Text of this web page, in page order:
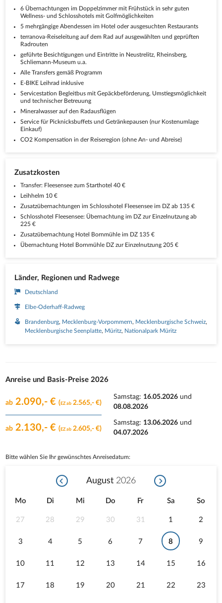
6 Übernachtungen im Doppelzimmer mit Frühstück in sehr guten
Wellness- und Schlosshotels mit Golfmöglichkeiten
5 mehrgängige Abendessen im Hotel oder ausgesuchten Restaurants
terranova-Reiseleitung auf dem Rad auf ausgewählten und geprüften
Radrouten
geführte Besichtigungen und Eintritte in Neustrelitz, Rheinsberg,
Schliemann-Museum u.a.
Alle Transfers gemäß Programm
E-BIKE Leihrad inklusive
Servicestation Begleitbus mit Gepäckbeförderung, Umstiegsmöglichkeit
und technischer Betreuung
Mineralwasser auf den Radausflügen
Service für Picknicksbuffets und Getränkepausen (nur Kostenumlage
Einkauf)
CO2 Kompensation in der Reiseregion (ohne An- und Abreise)
Zusatzkosten
Transfer: Fleesensee zum Starthotel 40 €
Leihhelm 10 €
Zusatzübernachtungen im Schlosshotel Fleesensee im DZ ab 135 €
Schlosshotel Fleesensee: Übernachtung im DZ zur Einzelnutzung ab
225 €
Zusatzübernachtung Hotel Bornmühle im DZ 135 €
Übernachtung Hotel Bornmühle DZ zur Einzelnutzung 205 €
Länder, Regionen und Radwege
Deutschland
Elbe-Oderhaff-Radweg
Brandenburg Mecklenburg-Vorpommern
Mecklenburgische Schweiz
Mecklenburgische Seenplatte Müritz Nationalpark Müritz
Anreise und Basis-Preise 2026
ab 2.090,- € (EZ ab 2.565,- €)
Samstag: 16.05.2026 und
08.08.2026
ab 2.130,- € (EZ ab 2.605,- €)
Samstag: 13.06.2026 und
04.07.2026
Bitte wählen Sie Ihr gewünschtes Anreisedatum:
August 2026
Mo Di Mi Do Fr Sa So
27 28 29 30 31 1 2
3 4 5 6 7 8 9
10 11 12 13 14 15 16
17 18 19 20 21 22 23